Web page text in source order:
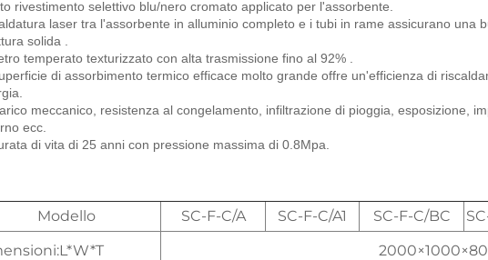
rivestimento selettivo blu/nero cromato applicato per l'assorbente.
laser tra l'assorbente in alluminio completo e i tubi in rame assicurano una
solida
temperato texturizzato con alta trasmissione fino al 92%
di assorbimento termico efficace molto grande offre un'efficienza di
meccanico, resistenza al congelamento, infiltrazione di pioggia, esposizione,
ecc.
di vita di 25 anni con pressione massima di 0.8Mpa.
Modello SC-F-C/A SC-F-C/A1 SC-F-C/BC